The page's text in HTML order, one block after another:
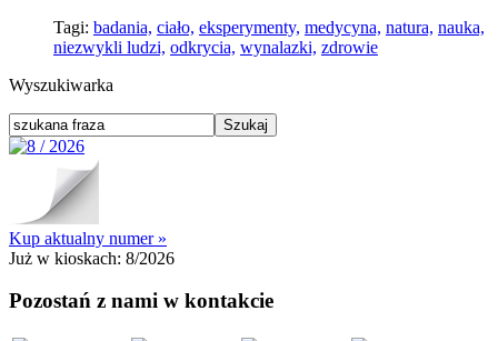
Tagi: badania, ciało, eksperymenty, medycyna, natura, nauka,
niezwykli ludzi, odkrycia, wynalazki, zdrowie
Wyszukiwarka
Kup aktualny numer »
Już w kioskach: 8/2026
Pozostań z nami w kontakcie